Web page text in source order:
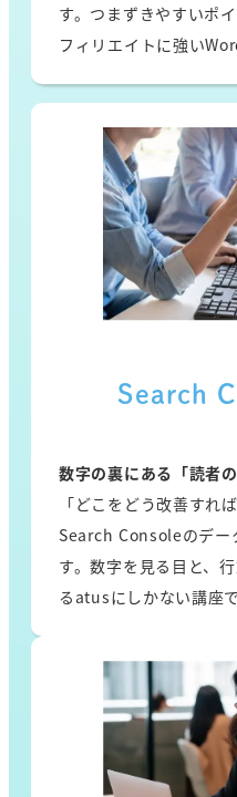
す。つまずきやすいポ
フィリエイトに強い
Search
数字の裏にある「読者
「どこをどう改善すれ
Search Consoleのデー
す。数字を見る目と、
るatusにしかない講座で